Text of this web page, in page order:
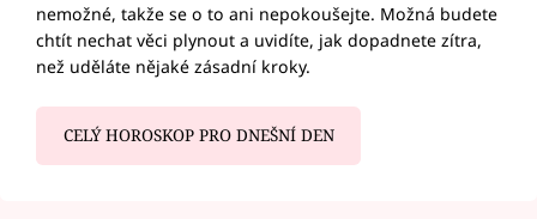
nemožné, takže se o to ani nepokoušejte. Možná budete
chtít nechat věci plynout a uvidíte, jak dopadnete zítra,
než uděláte nějaké zásadní kroky.
CELÝ HOROSKOP PRO DNEŠNÍ DEN